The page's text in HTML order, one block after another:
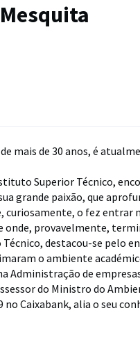
mais de 30 anos, é
Superior Técnico,
grande paixão, que
curiosamente, o fez entrar
provavelmente,
destacou-se pelo
o ambiente
Administração de
do Ministro do
no Caixabank, alia o seu